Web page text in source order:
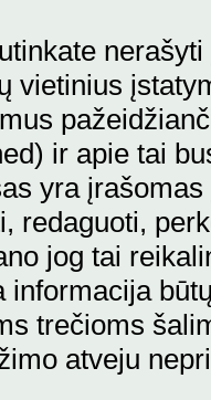
vietinius
ir apie tai
yra
redaguoti,
jog tai
informacija
trečioms
atveju